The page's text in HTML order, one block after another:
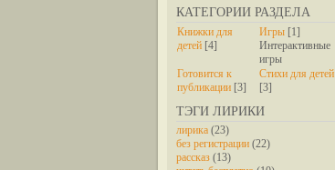
КАТЕГОРИИ РАЗДЕЛА
Книжки для
детей [4]
Игры [1]
Интерактивные
игры
Готовится к
публикации [3]
Стихи для детей
[3]
ТЭГИ ЛИРИКИ
лирика (23)
без регистрации (22)
рассказ (13)